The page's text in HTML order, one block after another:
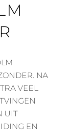
NA
VEEL
UIT
EN